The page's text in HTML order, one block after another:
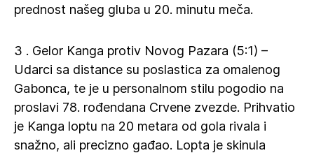
prednost našeg gluba u 20. minutu meča.
3 . Gelor Kanga protiv Novog Pazara (5:1) –
Udarci sa distance su poslastica za omalenog
Gabonca, te je u personalnom stilu pogodio na
proslavi 78. rođendana Crvene zvezde. Prihvatio
je Kanga loptu na 20 metara od gola rivala i
snažno, ali precizno gađao. Lopta je skinula